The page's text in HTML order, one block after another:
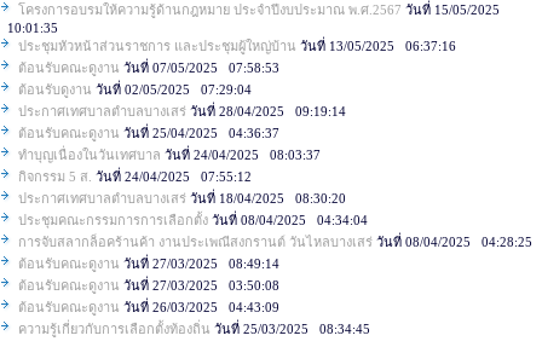
โครงการอบรมให้ความรู้ด้านกฎหมาย ประจำปีงบประมาณ พ.ศ.2567 วันที่ 15/05/2025
10:01:35
ประชุมหัวหน้าส่วนราชการ และประชุมผู้ใหญ่บ้าน วันที่ 13/05/2025 06:37:16
ต้อนรับคณะดูงาน วันที่ 07/05/2025 07:58:53
ต้อนรับดูงาน วันที่ 02/05/2025 07:29:04
ประกาศเทศบาลตำบลบางเสร่ วันที่ 28/04/2025 09:19:14
ต้อนรับคณะดูงาน วันที่ 25/04/2025 04:36:37
ทำบุญเนื่องในวันเทศบาล วันที่ 24/04/2025 08:03:37
กิจกรรม 5 ส. วันที่ 24/04/2025 07:55:12
ประกาศเทศบาลตำบลบางเสร่ วันที่ 18/04/2025 08:30:20
ประชุมคณะกรรมการการเลือกตั้ง วันที่ 08/04/2025 04:34:04
การจับสลากล็อคร้านค้า งานประเพณีสงกรานต์ วันไหลบางเสร่ วันที่ 08/04/2025 04:28:25
ต้อนรับคณะดูงาน วันที่ 27/03/2025 08:49:14
ต้อนรับคณะดูงาน วันที่ 27/03/2025 03:50:08
ต้อนรับคณะดูงาน วันที่ 26/03/2025 04:43:09
ความรู้เกี่ยวกับการเลือกตั้งท้องถิ่น วันที่ 25/03/2025 08:34:45